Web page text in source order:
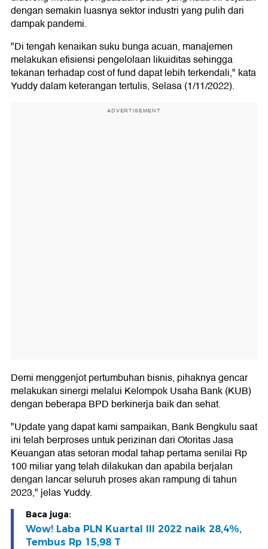
dengan semakin luasnya sektor industri yang pulih dari
dampak pandemi.
"Di tengah kenaikan suku bunga acuan, manajemen
melakukan efisiensi pengelolaan likuiditas sehingga
tekanan terhadap cost of fund dapat lebih terkendali," kata
Yuddy dalam keterangan tertulis, Selasa (1/11/2022).
ADVERTISEMENT
Demi menggenjot pertumbuhan bisnis, pihaknya gencar
melakukan sinergi melalui Kelompok Usaha Bank (KUB)
dengan beberapa BPD berkinerja baik dan sehat.
"Update yang dapat kami sampaikan, Bank Bengkulu saat
ini telah berproses untuk perizinan dari Otoritas Jasa
Keuangan atas setoran modal tahap pertama senilai Rp
100 miliar yang telah dilakukan dan apabila berjalan
dengan lancar seluruh proses akan rampung di tahun
2023," jelas Yuddy.
Baca juga:
Wow! Laba PLN Kuartal III 2022 naik 28,4%,
Tembus Rp 15,98 T